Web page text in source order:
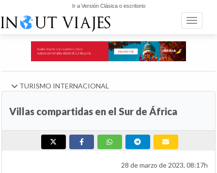
Ir a Versión Clásica o escritorio
Toggle
TURISMO INTERNACIONAL
Villas compartidas en el Sur de África
28 de marzo de 2023, 08:17h